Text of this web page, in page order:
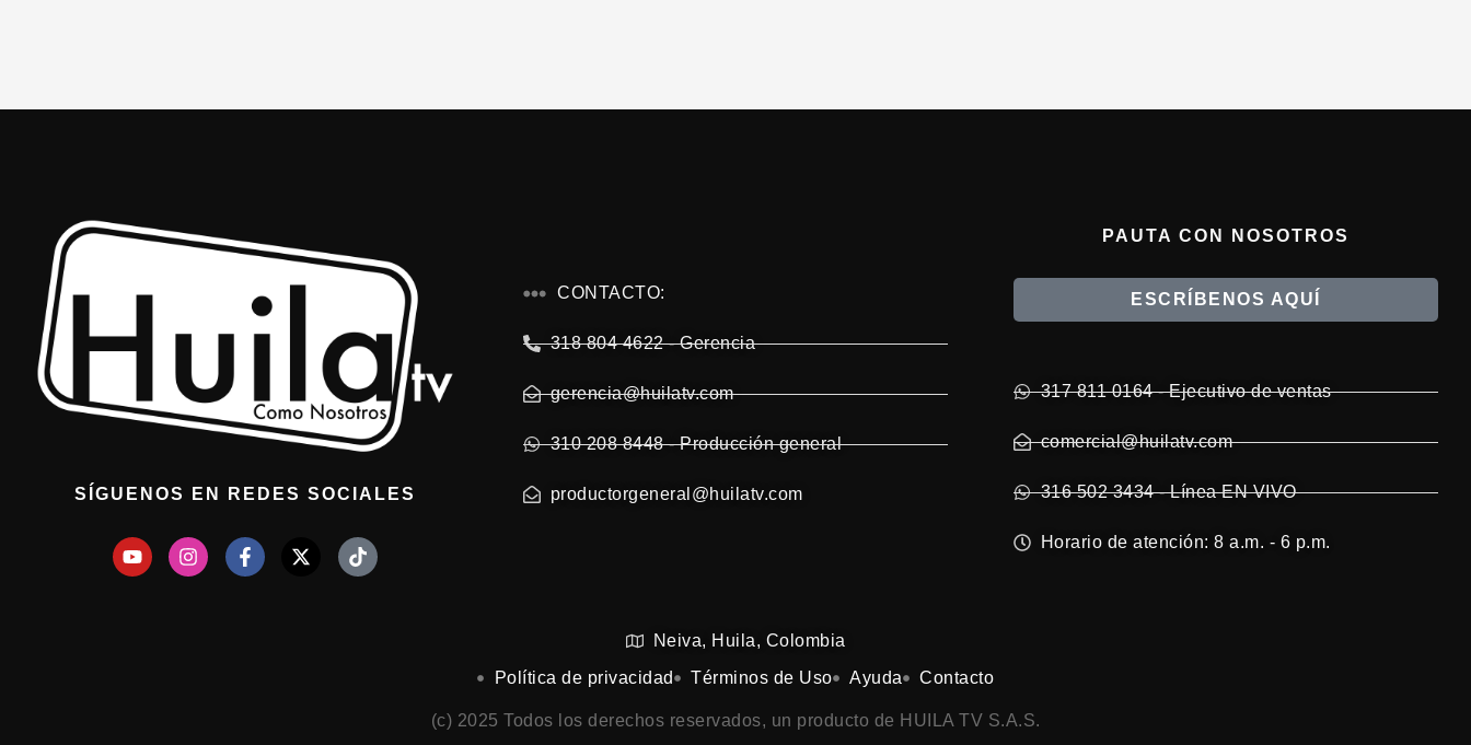
SÍGUENOS EN REDES SOCIALES
CONTACTO:
318 804 4622 - Gerencia
gerencia@huilatv.com
310 208 8448 - Producción general
productorgeneral@huilatv.com
PAUTA CON NOSOTROS
ESCRÍBENOS AQUÍ
317 811 0164 - Ejecutivo de ventas
comercial@huilatv.com
316 502 3434 - Línea EN VIVO
Horario de atención: 8 a.m. - 6 p.m.
Neiva, Huila, Colombia
Política de privacidad
Términos de Uso Ayuda Contacto
(c) 2025 Todos los derechos reservados, un producto de HUILA TV S.A.S.